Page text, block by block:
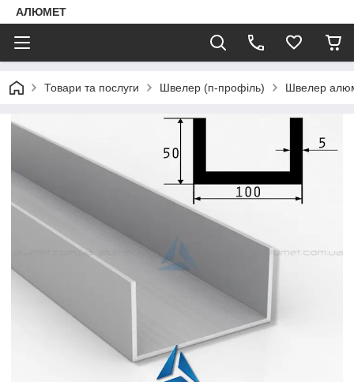
АЛЮМЕТ
Товари та послуги Швелер (п-профіль) Швелер